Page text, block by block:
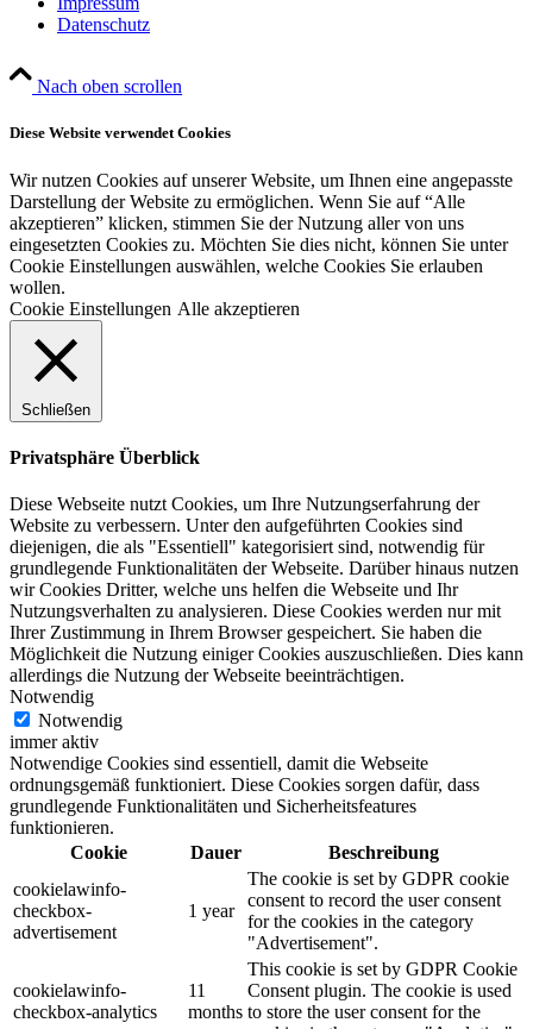
Datenschutz
Nach oben scrollen
Diese Website verwendet Cookies
Wir nutzen Cookies auf unserer Website, um Ihnen eine angepasste
Darstellung der Website zu ermöglichen. Wenn Sie auf “Alle
akzeptieren” klicken, stimmen Sie der Nutzung aller von uns
eingesetzten Cookies zu. Möchten Sie dies nicht, können Sie unter
Cookie Einstellungen auswählen, welche Cookies Sie erlauben
wollen.
Cookie Einstellungen Alle akzeptieren
Schließen
Privatsphäre Überblick
Diese Webseite nutzt Cookies, um Ihre Nutzungserfahrung der
Website zu verbessern. Unter den aufgeführten Cookies sind
diejenigen, die als "Essentiell" kategorisiert sind, notwendig für
grundlegende Funktionalitäten der Webseite. Darüber hinaus nutzen
wir Cookies Dritter, welche uns helfen die Webseite und Ihr
Nutzungsverhalten zu analysieren. Diese Cookies werden nur mit
Ihrer Zustimmung in Ihrem Browser gespeichert. Sie haben die
Möglichkeit die Nutzung einiger Cookies auszuschließen. Dies kann
allerdings die Nutzung der Webseite beeinträchtigen.
Notwendig
Notwendig
immer aktiv
Notwendige Cookies sind essentiell, damit die Webseite
ordnungsgemäß funktioniert. Diese Cookies sorgen dafür, dass
grundlegende Funktionalitäten und Sicherheitsfeatures
funktionieren.
Cookie
Dauer
Beschreibung
cookielawinfo-
checkbox-
advertisement
1 year
The cookie is set by GDPR cookie
consent to record the user consent
for the cookies in the category
"Advertisement".
cookielawinfo-
checkbox-analytics
11
months
This cookie is set by GDPR Cookie
Consent plugin. The cookie is used
to store the user consent for the